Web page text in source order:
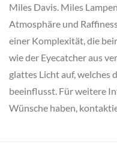
Miles Davis. Miles
Atmosphäre und
einer Komplexität, die
wie der Eyecatcher aus
glattes Licht auf, welches
beeinflusst. Für weitere
Wünsche haben,